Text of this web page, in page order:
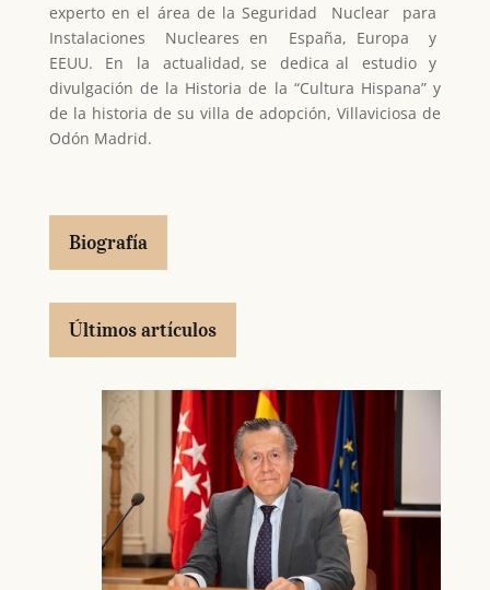
experto en el área de la Seguridad Nuclear para
Instalaciones Nucleares en España, Europa y
EEUU. En la actualidad, se dedica al estudio y
divulgación de la Historia de la “Cultura Hispana” y
de la historia de su villa de adopción, Villaviciosa de
Odón Madrid.
Biografía
Últimos artículos